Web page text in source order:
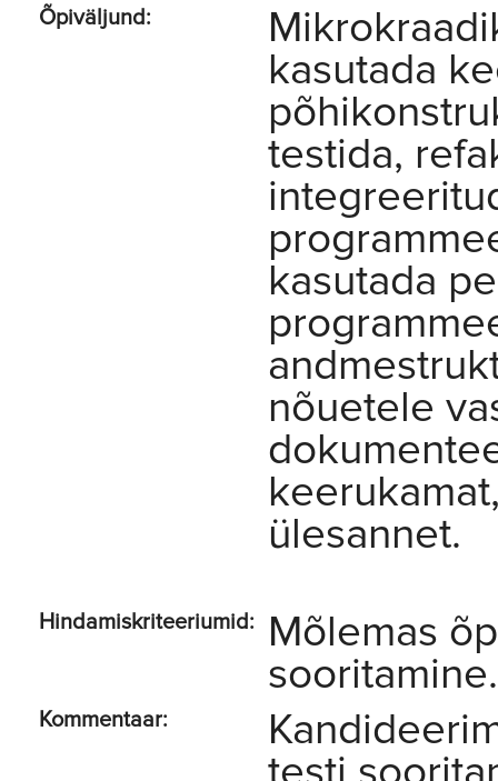
Õpiväljund:
kasutada
testida,
kasutada
nõuetele
ülesannet.
Hindamiskriteeriumid: Mõlemas
sooritamine.
Kommentaar: